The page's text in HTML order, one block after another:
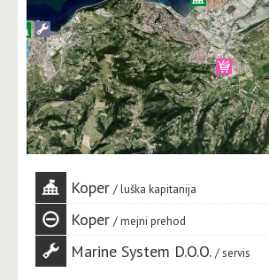
Koper luška kapitanija
Koper mejni prehod
Marine System D.o.o. servis